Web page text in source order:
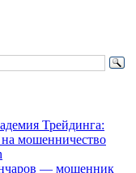
Трейдинга:
мошенничество
— мошенник